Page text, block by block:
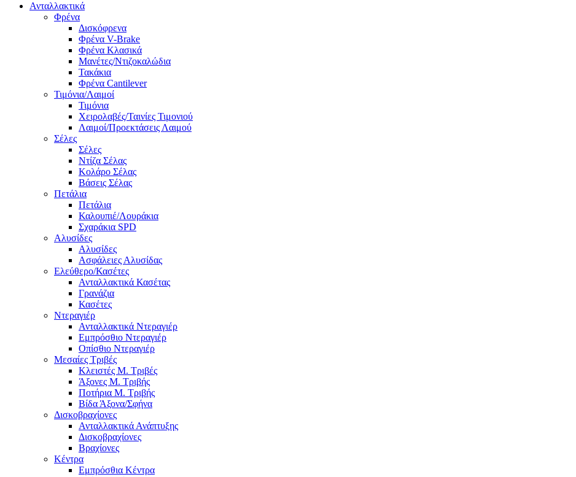
Ανταλλακτικά
Φρένα
Δισκόφρενα
Φρένα V-Brake
Φρένα Κλασικά
Μανέτες/Ντιζοκαλώδια
Τακάκια
Φρένα Cantilever
Τιμόνια/Λαιμοί
Τιμόνια
Χειρολαβές/Ταινίες Τιμονιού
Λαιμοί/Προεκτάσεις Λαιμού
Σέλες
Σέλες
Ντίζα Σέλας
Κολάρο Σέλας
Βάσεις Σέλας
Πετάλια
Πετάλια
Καλουπιέ/Λουράκια
Σχαράκια SPD
Αλυσίδες
Αλυσίδες
Ασφάλειες Αλυσίδας
Ελεύθερο/Κασέτες
Ανταλλακτικά Κασέτας
Γρανάζια
Κασέτες
Ντεραγιέρ
Ανταλλακτικά Ντεραγιέρ
Εμπρόσθιο Ντεραγιέρ
Οπίσθιο Ντεραγιέρ
Μεσαίες Τριβές
Κλειστές Μ. Τριβές
Άξονες Μ. Τριβής
Ποτήρια Μ. Τριβής
Βίδα Άξονα/Σφήνα
Δισκοβραχίονες
Ανταλλακτικά Ανάπτυξης
Δισκοβραχίονες
Βραχίονες
Κέντρα
Εμπρόσθια Κέντρα